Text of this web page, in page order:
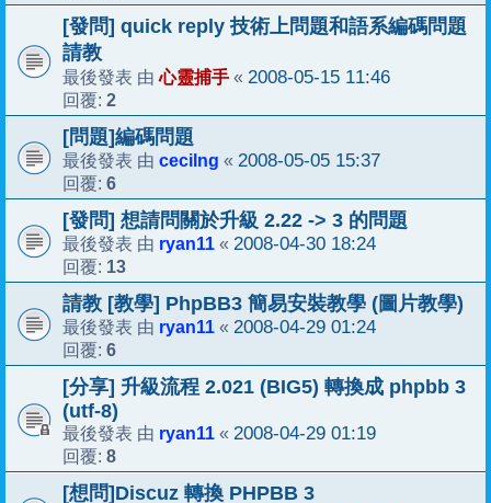
[發問] quick reply 技術上問題和語系編碼問題
請教
最後發表 由心靈捕手 « 2008-05-15 11:46
回覆: 2
[問題]編碼問題
最後發表 由 cecilng « 2008-05-05 15:37
回覆: 6
[發問] 想請問關於升級 2.22 -> 3 的問題
最後發表 由 ryan11 « 2008-04-30 18:24
回覆: 13
請教 [教學] PhpBB3 簡易安裝教學 (圖片教學)
最後發表 由 ryan11 « 2008-04-29 01:24
回覆: 6
[分享] 升級流程 2.021 (BIG5) 轉換成 phpbb 3
(utf-8)
最後發表 由 ryan11 « 2008-04-29 01:19
回覆: 8
[想問]Discuz 轉換 PHPBB 3